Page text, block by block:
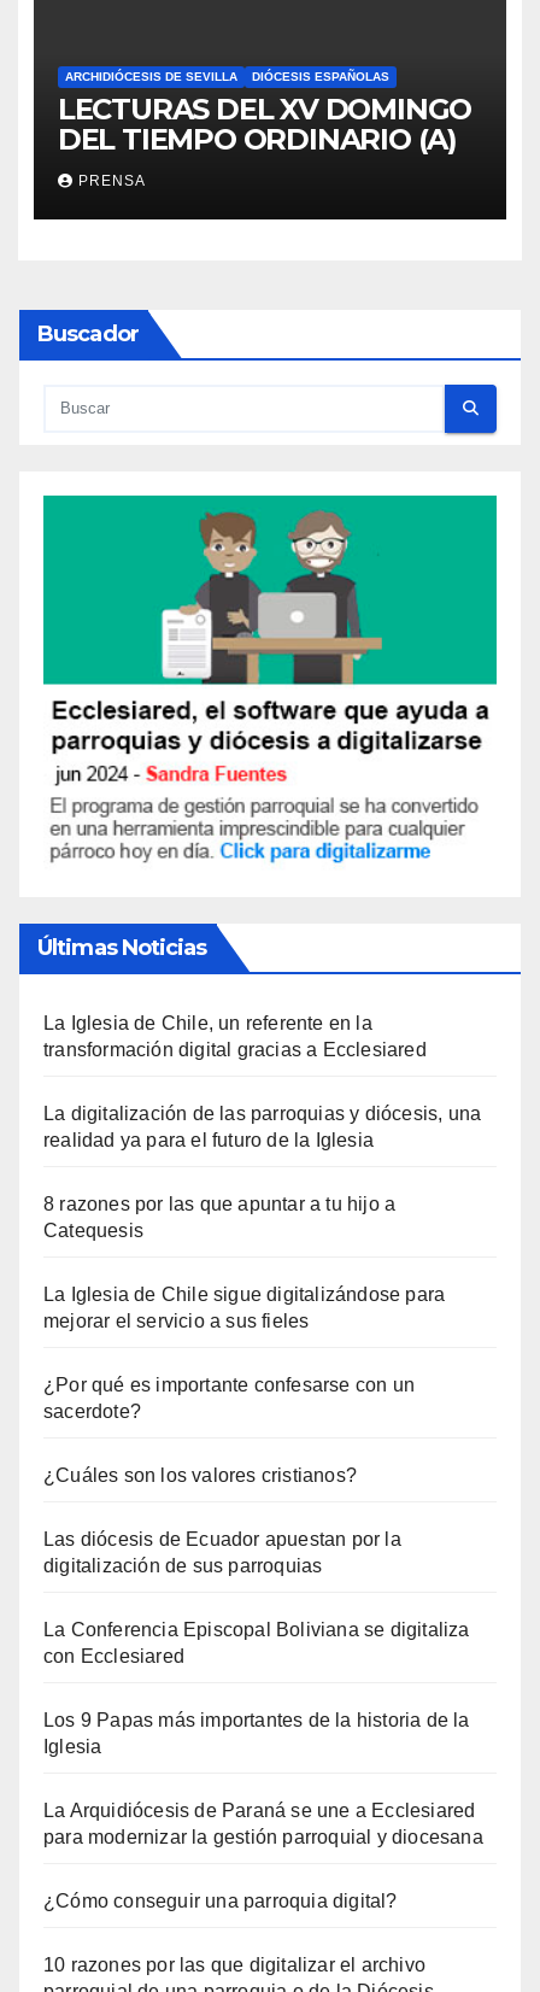
ARCHIDIÓCESIS DE SEVILLA DIÓCESIS ESPAÑOLAS
LECTURAS DEL XV DOMINGO
DEL TIEMPO ORDINARIO (A)
PRENSA
Buscador
Últimas Noticias
La Iglesia de Chile, un referente en la
transformación digital gracias a Ecclesiared
La digitalización de las parroquias y diócesis, una
realidad ya para el futuro de la Iglesia
8 razones por las que apuntar a tu hijo a
Catequesis
La Iglesia de Chile sigue digitalizándose para
mejorar el servicio a sus fieles
¿Por qué es importante confesarse con un
sacerdote?
¿Cuáles son los valores cristianos?
Las diócesis de Ecuador apuestan por la
digitalización de sus parroquias
La Conferencia Episcopal Boliviana se digitaliza
con Ecclesiared
Los 9 Papas más importantes de la historia de la
Iglesia
La Arquidiócesis de Paraná se une a Ecclesiared
para modernizar la gestión parroquial y diocesana
¿Cómo conseguir una parroquia digital?
10 razones por las que digitalizar el archivo